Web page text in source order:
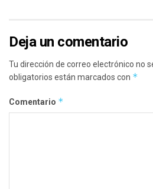
Deja un comentario
Tu dirección de correo electrónico no
obligatorios están marcados con *
Comentario *